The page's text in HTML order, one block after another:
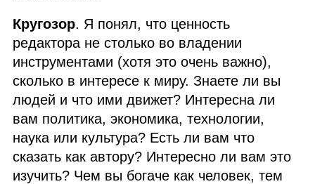
Кругозор. Я понял, что ценность
редактора не столько во владении
инструментами (хотя это очень важно),
сколько в интересе к миру. Знаете ли вы
людей и что ими движет? Интересна ли
вам политика, экономика, технологии,
наука или культура? Есть ли вам что
сказать как автору? Интересно ли вам это
изучить? Чем вы богаче как человек, тем